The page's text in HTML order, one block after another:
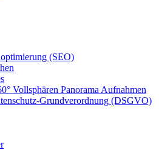
(SEO)
Vollsphären Panorama Aufnahmen
Grundverordnung (DSGVO)